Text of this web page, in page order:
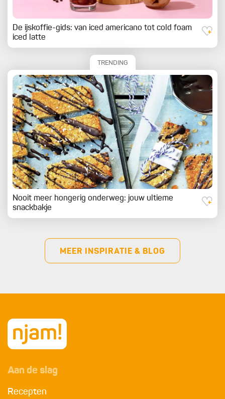
De ijskoffie-gids: van iced americano tot cold foam
iced latte
TRENDING
Nooit meer hongerig onderweg: jouw ultieme
snackbakje
MEER INSPIRATIE & BLOG
Aan de slag
Recepten